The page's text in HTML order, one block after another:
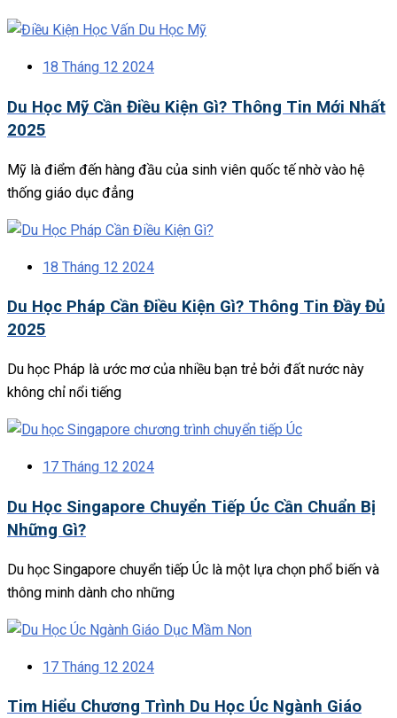
18 Tháng 12 2024
Du Học Mỹ Cần Điều Kiện Gì? Thông Tin Mới Nhất
2025
Mỹ là điểm đến hàng đầu của sinh viên quốc tế nhờ vào hệ
thống giáo dục đẳng
18 Tháng 12 2024
Du Học Pháp Cần Điều Kiện Gì? Thông Tin Đầy Đủ
2025
Du học Pháp là ước mơ của nhiều bạn trẻ bởi đất nước này
không chỉ nổi tiếng
17 Tháng 12 2024
Du Học Singapore Chuyển Tiếp Úc Cần Chuẩn Bị
Những Gì?
Du học Singapore chuyển tiếp Úc là một lựa chọn phổ biến và
thông minh dành cho những
17 Tháng 12 2024
Tim Hiểu Chương Trình Du Học Úc Ngành Giáo